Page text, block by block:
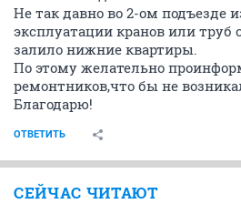
Не так давно во 2-ом подъезде
эксплуатации кранов или труб
залило нижние квартиры.
По этому желательно
ремонтников,что бы не
Благодарю!
ОТВЕТИТЬ
СЕЙЧАС ЧИТАЮТ